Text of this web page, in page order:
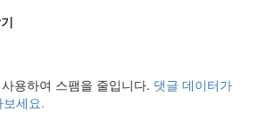
용하여 스팸을 줄입니다. 댓글 데이터가
세요.